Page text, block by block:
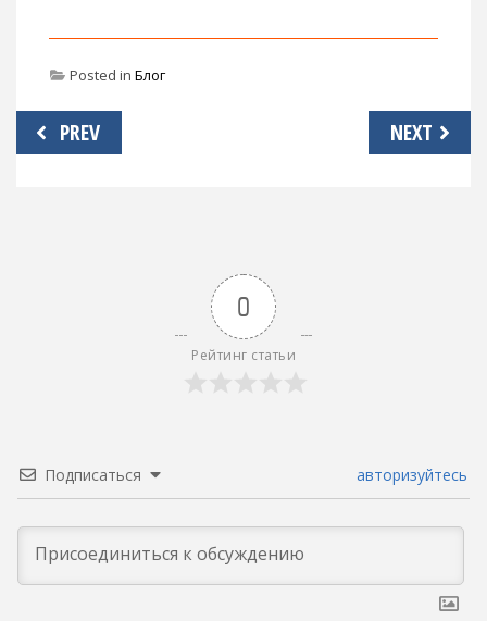
Posted in Блог
Навигация
по
PREV NEXT
0
Рейтинг статьи
Подписаться авторизуйтесь